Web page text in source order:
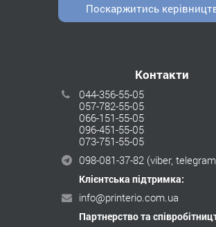
Поскаржитись
Контакти
044-356-55-05
057-782-55-05
066-151-55-05
096-451-55-05
073-751-55-05
098-081-37-82 (viber,
Клієнтська підтримка:
info@printerio.com.ua
Партнерство та